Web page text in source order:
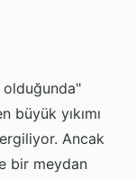
olduğunda"
büyük yıkımı
Ancak
bir meydan